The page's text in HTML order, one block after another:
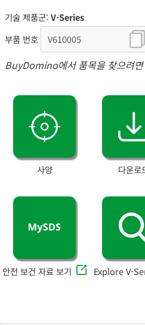
기술 제품군: V-Series
부품 번호
BuyDomino에서 품목을 찾으려
사양 다운로
안전 보건 자료 보기 Explore V-